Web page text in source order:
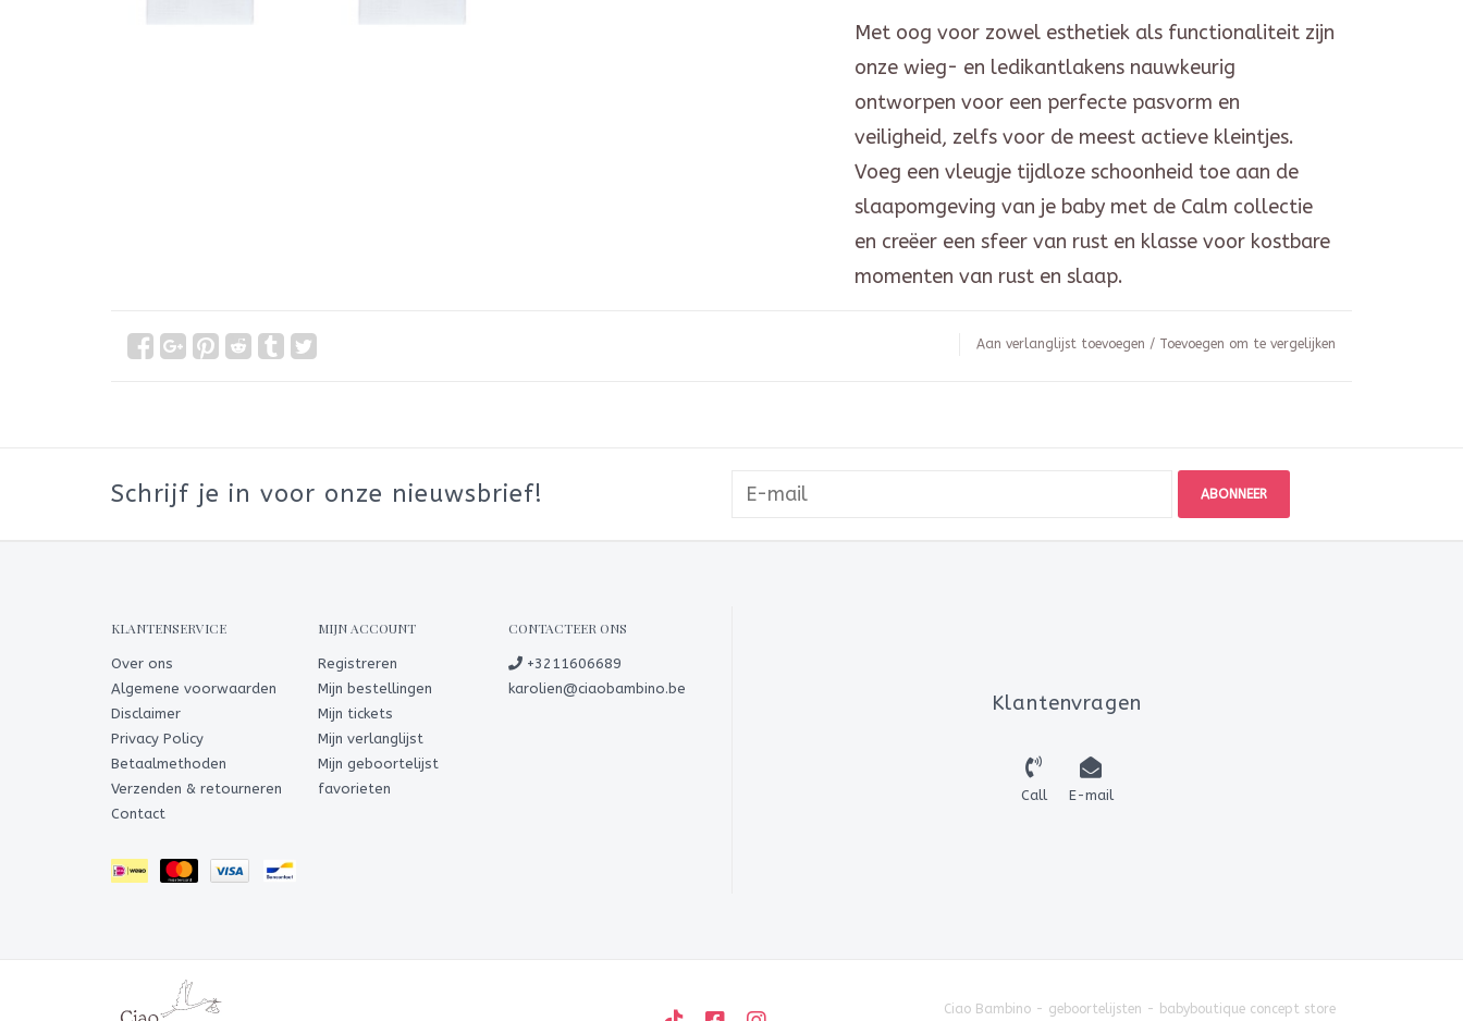
Met oog voor zowel esthetiek als functionaliteit zijn
onze wieg- en ledikantlakens nauwkeurig
ontworpen voor een perfecte pasvorm en
veiligheid, zelfs voor de meest actieve kleintjes.
Voeg een vleugje tijdloze schoonheid toe aan de
slaapomgeving van je baby met de Calm collectie
en creëer een sfeer van rust en klasse voor kostbare
momenten van rust en slaap.
Aan verlanglijst toevoegen / Toevoegen om te vergelijken
Schrijf je in voor onze nieuwsbrief! ABONNEER
KLANTENSERVICE
Over ons
Algemene voorwaarden
Disclaimer
Privacy Policy
Betaalmethoden
Verzenden & retourneren
Contact
MIJN ACCOUNT
Registreren
Mijn bestellingen
Mijn tickets
Mijn verlanglijst
Mijn geboortelijst
favorieten
CONTACTEER ONS
+3211606689
karolien@ciaobambino.be
Klantenvragen
Call E-mail
Ciao Bambino - geboortelijsten - babyboutique concept store